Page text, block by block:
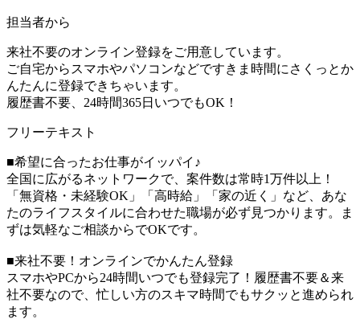
担当者から
来社不要のオンライン登録をご用意しています。
ご自宅からスマホやパソコンなどですきま時間にさくっとか
んたんに登録できちゃいます。
履歴書不要、24時間365日いつでもOK！
フリーテキスト
■希望に合ったお仕事がイッパイ♪
全国に広がるネットワークで、案件数は常時1万件以上！
「無資格・未経験OK」「高時給」「家の近く」など、あな
たのライフスタイルに合わせた職場が必ず見つかります。ま
ずは気軽なご相談からでOKです。
■来社不要！オンラインでかんたん登録
スマホやPCから24時間いつでも登録完了！履歴書不要＆来
社不要なので、忙しい方のスキマ時間でもサクッと進められ
ます。